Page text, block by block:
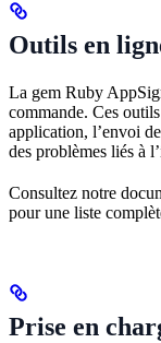
Outils en
La gem Ruby
commande. Ces
application, l’envoi
des problèmes liés à
Consultez notre
pour une liste
Prise en